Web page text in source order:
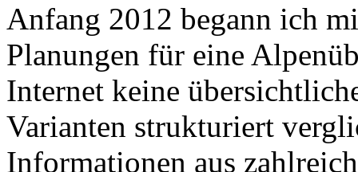
Anfang 2012 begann ich
Planungen für eine
Internet keine
Varianten strukturiert
Informationen aus